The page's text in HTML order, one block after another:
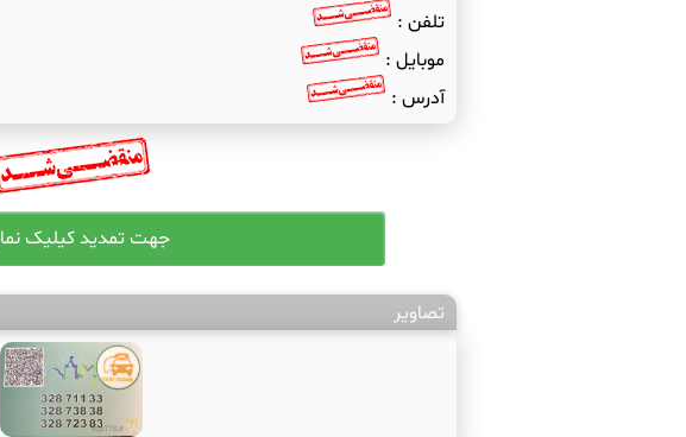
تلفن :
موبایل :
آدرس :
تصاویر